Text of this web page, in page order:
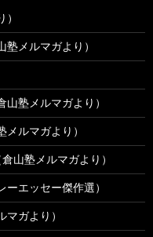
メルマガより）
塾メルマガより）
ルマガより）
山塾メルマガより）
ーエッセー傑作選）
ガより）